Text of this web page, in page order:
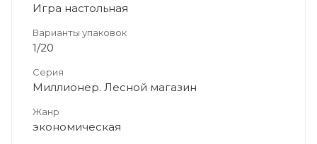
Игра настольная
Варианты упаковок
1/20
Серия
Миллионер. Лесной магазин
Жанр
экономическая